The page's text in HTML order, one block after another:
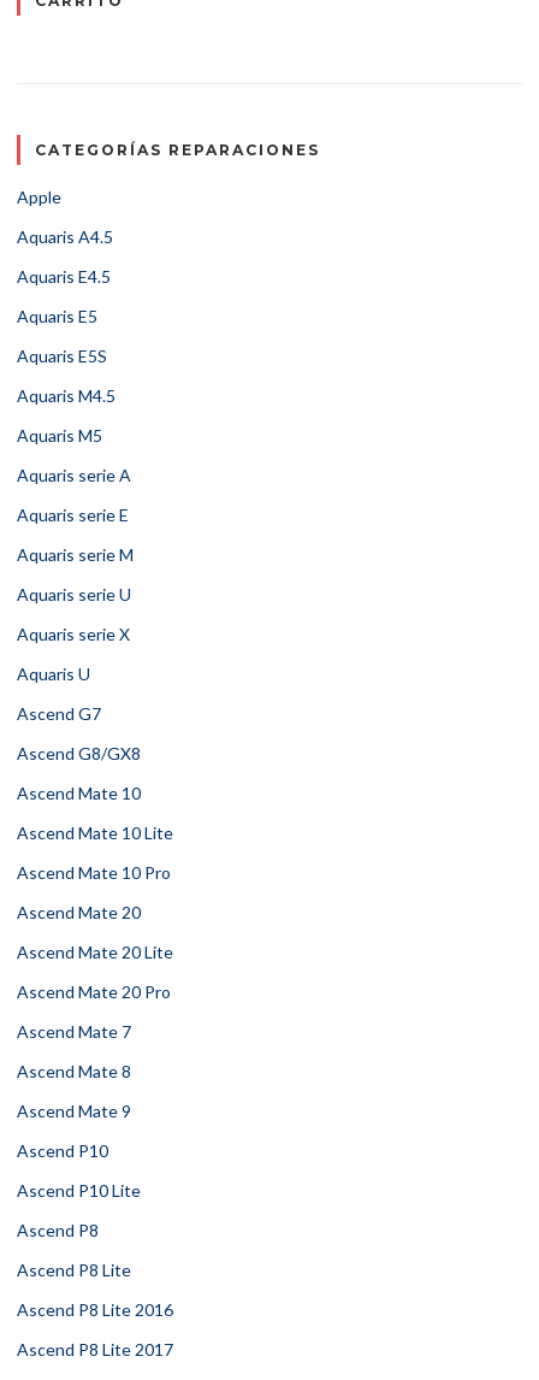
CATEGORÍAS REPARACIONES
Apple
Aquaris A4.5
Aquaris E4.5
Aquaris E5
Aquaris E5S
Aquaris M4.5
Aquaris M5
Aquaris serie A
Aquaris serie E
Aquaris serie M
Aquaris serie U
Aquaris serie X
Aquaris U
Ascend G7
Ascend G8/GX8
Ascend Mate 10
Ascend Mate 10 Lite
Ascend Mate 10 Pro
Ascend Mate 20
Ascend Mate 20 Lite
Ascend Mate 20 Pro
Ascend Mate 7
Ascend Mate 8
Ascend Mate 9
Ascend P10
Ascend P10 Lite
Ascend P8
Ascend P8 Lite
Ascend P8 Lite 2016
Ascend P8 Lite 2017